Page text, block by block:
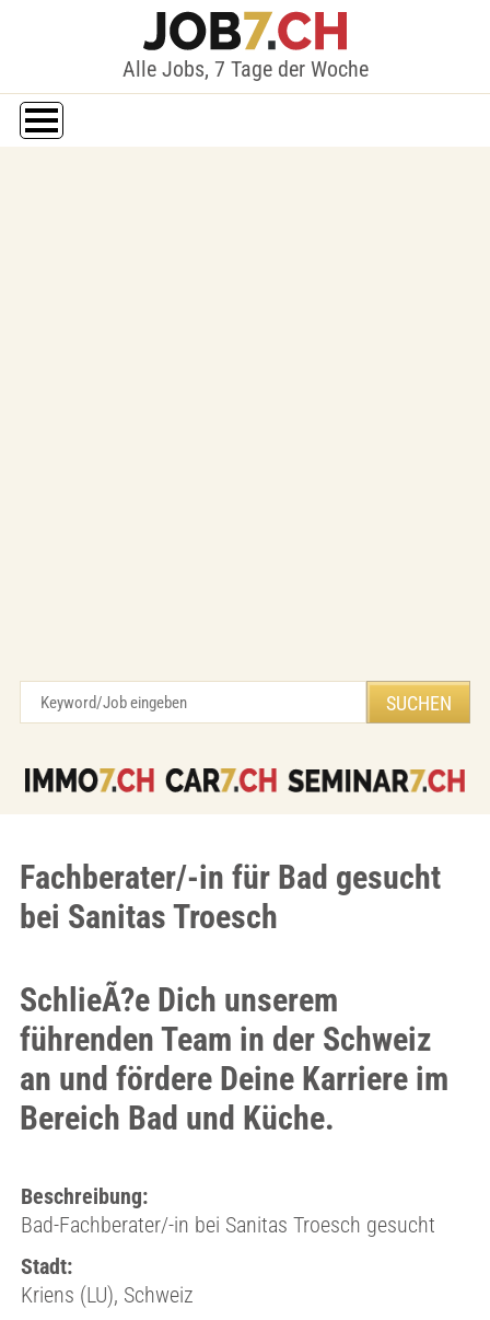
Alle Jobs, 7 Tage der Woche
Fachberater/-in für Bad gesucht
bei Sanitas Troesch
SchlieÃ?e Dich unserem
führenden Team in der Schweiz
an und fördere Deine Karriere im
Bereich Bad und Küche.
Beschreibung:
Bad-Fachberater/-in bei Sanitas Troesch gesucht
Stadt:
Kriens (LU), Schweiz